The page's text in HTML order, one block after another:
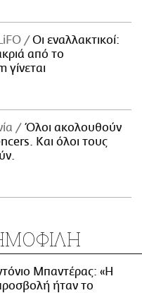
Οι εναλλακτικοί:
από το
Όλοι ακολουθούν
Και όλοι τους
Μπαντέρας: «Η
ήταν το